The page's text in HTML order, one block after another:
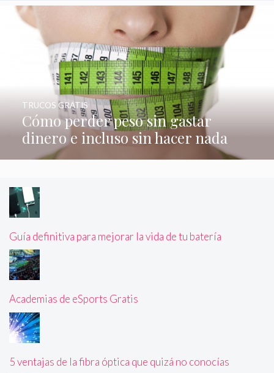
Cómo perder peso sin gastar
dinero e incluso sin hacer nada
TRUCOS GRATIS
Guía definitiva para mejorar la vida de tu batería
Academias de eSports Gratis
5 ventajas de la fibra óptica que quizá no conocías